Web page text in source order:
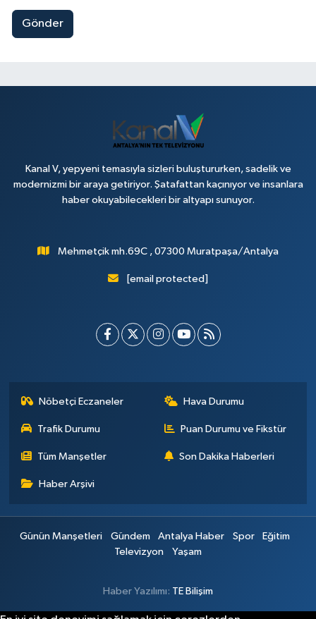
Gönder
Kanal V, yepyeni temasıyla sizleri buluştururken, sadelik ve
modernizmi bir araya getiriyor. Şatafattan kaçınıyor ve insanlara
haber okuyabilecekleri bir altyapı sunuyor.
Mehmetçik mh.69C , 07300 Muratpaşa/Antalya
[email protected]
Nöbetçi Eczaneler Hava Durumu
Trafik Durumu Puan Durumu ve Fikstür
Tüm Manşetler Son Dakika Haberleri
Haber Arşivi
Günün Manşetleri Gündem Antalya Haber Spor
Eğitim
Televizyon
Yaşam
Haber Yazılımı: TE Bilişim